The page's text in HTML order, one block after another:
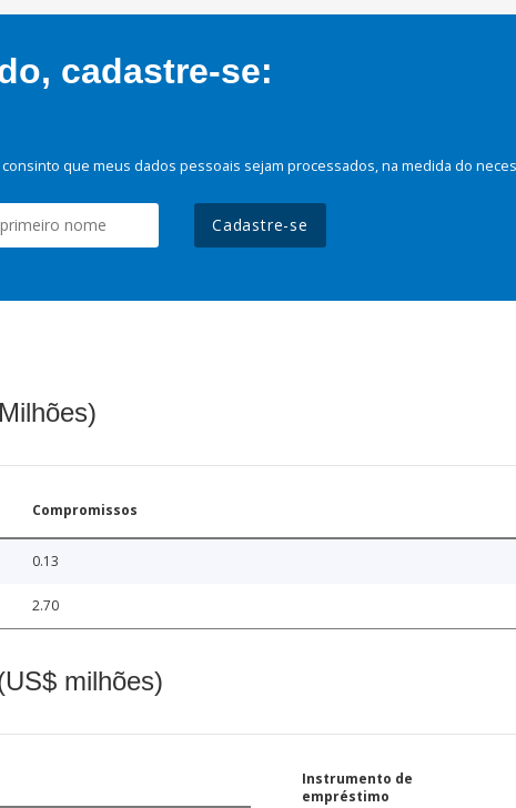
cadastre-se:
que meus dados pessoais sejam processados, na medida do
Cadastre-se
Compromissos
0.13
2.70
milhões)
Instrumento de
empréstimo